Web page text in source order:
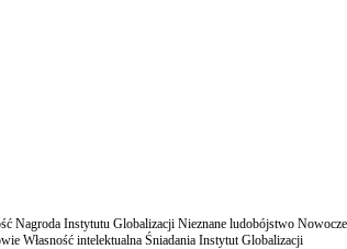
Instytutu Globalizacji Nieznane ludobójstwo
Własność intelektualna Śniadania Instytut Globalizacji